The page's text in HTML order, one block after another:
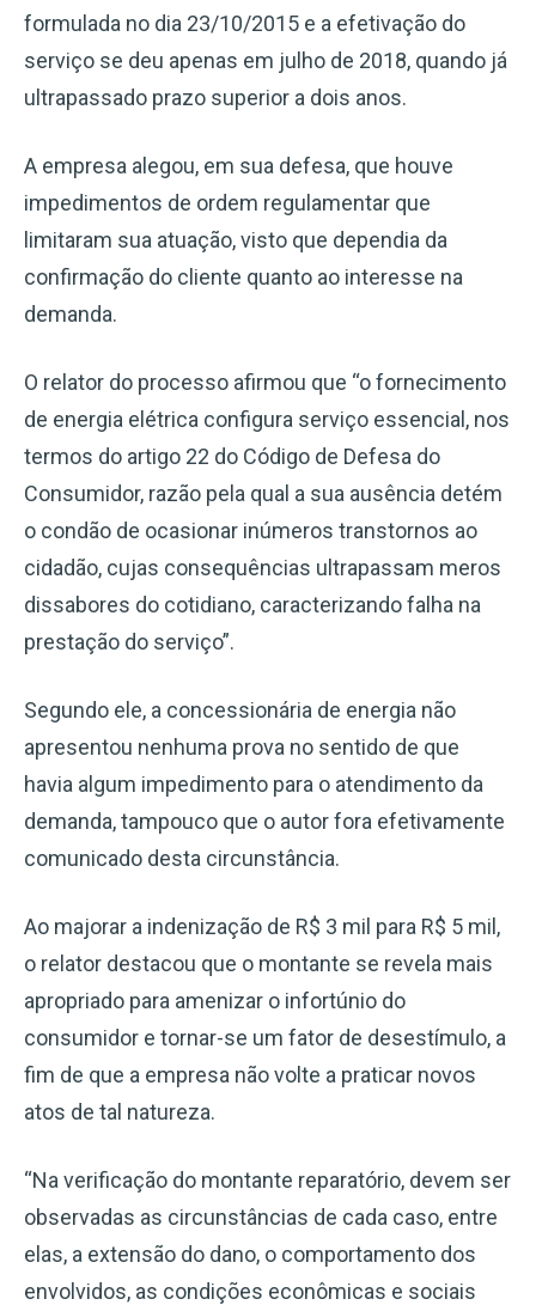
formulada no dia 23/10/2015 e a efetivação do
serviço se deu apenas em julho de 2018, quando já
ultrapassado prazo superior a dois anos.
A empresa alegou, em sua defesa, que houve
impedimentos de ordem regulamentar que
limitaram sua atuação, visto que dependia da
confirmação do cliente quanto ao interesse na
demanda.
O relator do processo afirmou que “o fornecimento
de energia elétrica configura serviço essencial, nos
termos do artigo 22 do Código de Defesa do
Consumidor, razão pela qual a sua ausência detém
o condão de ocasionar inúmeros transtornos ao
cidadão, cujas consequências ultrapassam meros
dissabores do cotidiano, caracterizando falha na
prestação do serviço”.
Segundo ele, a concessionária de energia não
apresentou nenhuma prova no sentido de que
havia algum impedimento para o atendimento da
demanda, tampouco que o autor fora efetivamente
comunicado desta circunstância.
Ao majorar a indenização de R$ 3 mil para R$ 5 mil,
o relator destacou que o montante se revela mais
apropriado para amenizar o infortúnio do
consumidor e tornar-se um fator de desestímulo, a
fim de que a empresa não volte a praticar novos
atos de tal natureza.
“Na verificação do montante reparatório, devem ser
observadas as circunstâncias de cada caso, entre
elas, a extensão do dano, o comportamento dos
envolvidos, as condições econômicas e sociais